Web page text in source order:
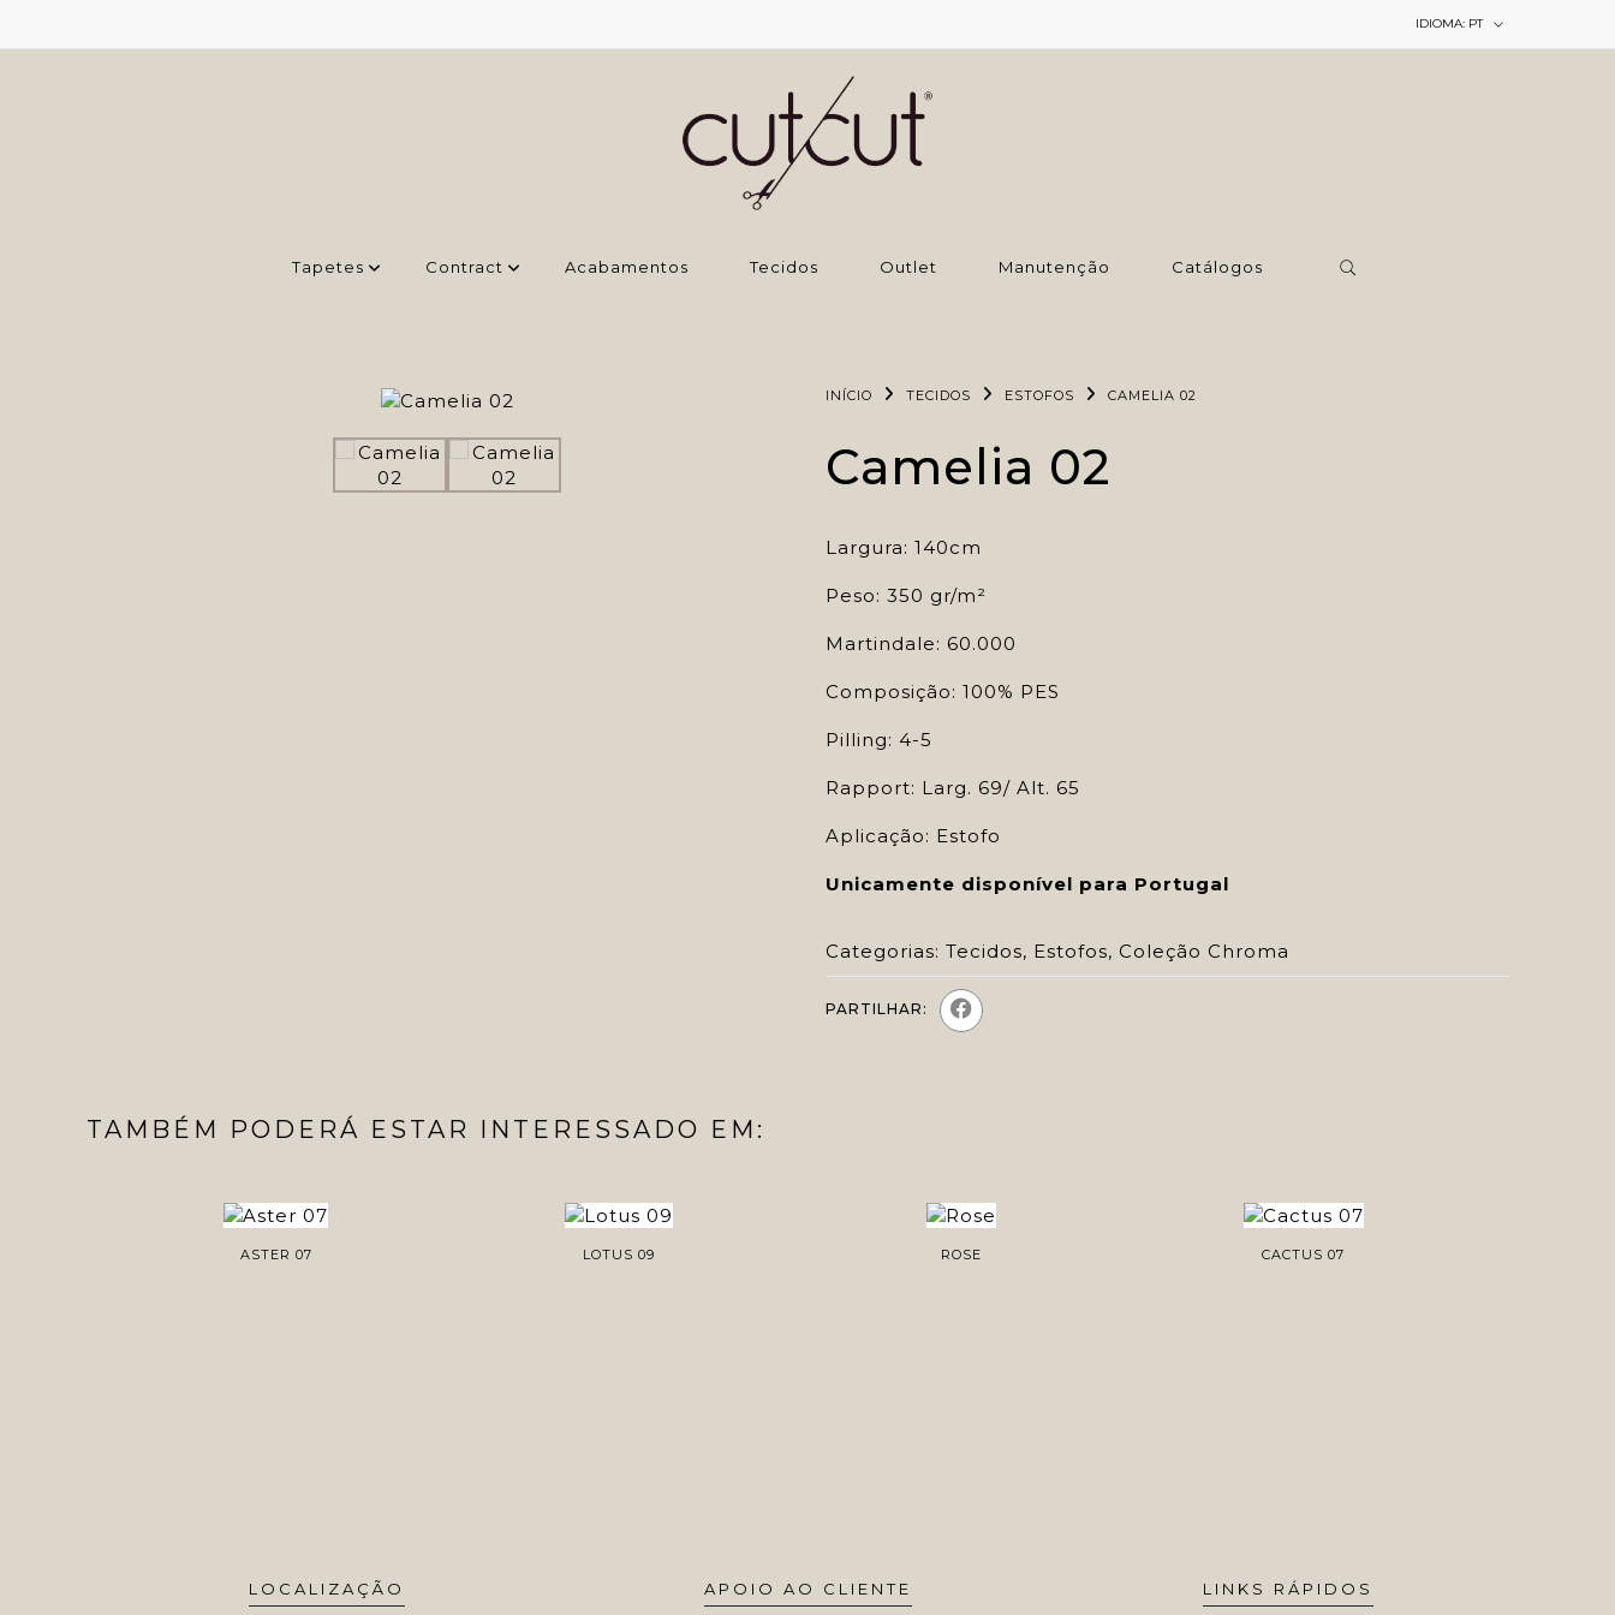
IDIOMA: PT
Tapetes Contract ‌Acabamentos Tecidos Outlet Manutenção Catálogos
INÍCIO TECIDOS ESTOFOS CAMELIA 02
Camelia 02
Largura: 140cm
Peso: 350 gr/m²
Martindale: 60.000
Composição: 100% PES
Pilling: 4-5
Rapport: Larg. 69/ Alt. 65
Aplicação: Estofo
Unicamente disponível para Portugal
Categorias: Tecidos, Estofos, Coleção Chroma
PARTILHAR:
TAMBÉM PODERÁ ESTAR INTERESSADO EM:
ASTER 07 LOTUS 09 ROSE CACTUS 07
LOCALIZAÇÃO APOIO AO CLIENTE LINKS RÁPIDOS